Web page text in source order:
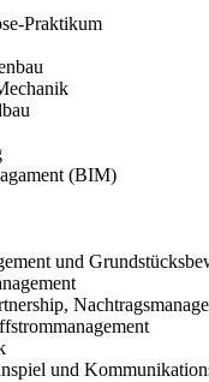
Praktikum
(BIM)
und
und